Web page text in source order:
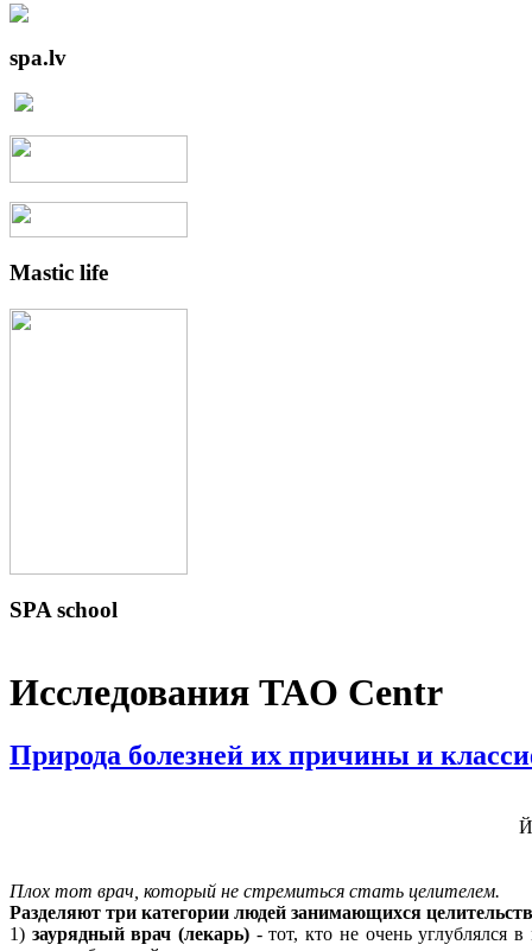
spa.lv
Mastic life
SPA school
Исследования TAO Centr
Природа болезней их причины и
Плох тот врач, который не стремиться стать целителем.
Разделяют три категории людей занимающихся
1) заурядный врач (лекарь) - тот, кто не очень углублялся